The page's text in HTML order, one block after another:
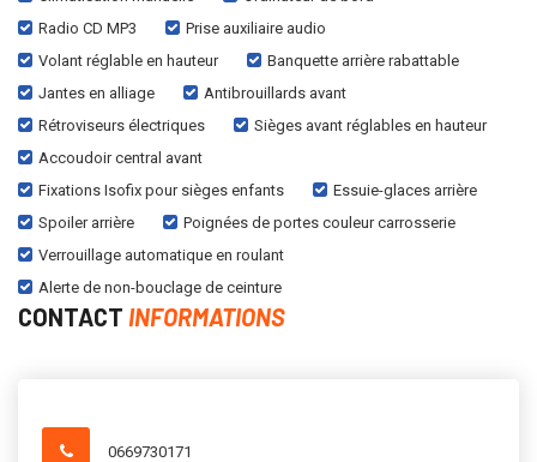
Radio CD MP3
Prise auxiliaire audio
Volant réglable en hauteur
Banquette arrière rabattable
Jantes en alliage
Antibrouillards avant
Rétroviseurs électriques
Sièges avant réglables en hauteur
Accoudoir central avant
Fixations Isofix pour sièges enfants
Essuie-glaces arrière
Spoiler arrière
Poignées de portes couleur carrosserie
Verrouillage automatique en roulant
Alerte de non-bouclage de ceinture
CONTACT INFORMATIONS
0669730171